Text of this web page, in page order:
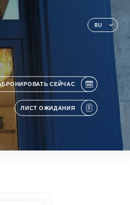
RU
СЕЙЧАС
ЛИСТ ОЖИДАНИЯ